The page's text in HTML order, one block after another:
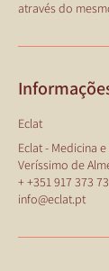
Eclat
Eclat - Medicina
Veríssimo de
+ +351 917 373
info@eclat.pt